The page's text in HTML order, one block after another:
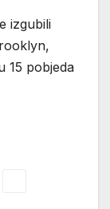
izgubili
15 pobjeda